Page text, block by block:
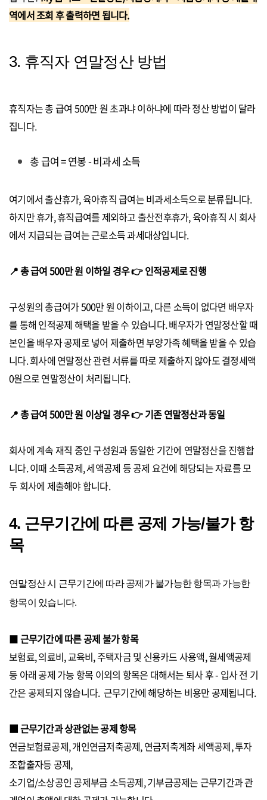
역에서 조회 후 출력하면 됩니다.
3. 휴직자 연말정산 방법
휴직자는 총 급여 500만 원 초과냐 이하냐에 따라 정산 방법이 달라
집니다.
총 급여 = 연봉 - 비과세 소득
여기에서 출산휴가, 육아휴직 급여는 비과세소득으로 분류됩니다.
하지만 휴가, 휴직급여를 제외하고 출산전후휴가, 육아휴직 시 회사
에서 지급되는 급여는 근로소득 과세대상입니다.
📍 총 급여 500만 원 이하일 경우 👉 인적공제로 진행
구성원의 총급여가 500만 원 이하이고, 다른 소득이 없다면 배우자
를 통해 인적공제 해택을 받을 수 있습니다. 배우자가 연말정산할 때
본인을 배우자 공제로 넣어 제출하면 부양가족 혜택을 받을 수 있습
니다. 회사에 연말정산 관련 서류를 따로 제출하지 않아도 결정세액
0원으로 연말정산이 처리됩니다.
📍 총 급여 500만 원 이상일 경우 👉 기존 연말정산과 동일
회사에 계속 재직 중인 구성원과 동일한 기간에 연말정산을 진행합
니다. 이때 소득공제, 세액공제 등 공제 요건에 해당되는 자료를 모
두 회사에 제출해야 합니다.
4. 근무기간에 따른 공제 가능/불가 항
목
연말정산 시 근무기간에 따라 공제가 불가능한 항목과 가능한
항목이 있습니다.
■근무기간에 따른 공제 불가 항목
보험료, 의료비, 교육비, 주택자금 및 신용카드 사용액, 월세액공제
등 아래 공제 가능 항목 이외의 항목은 대해서는 퇴사 후 - 입사 전 기
간은 공제되지 않습니다. 근무기간에 해당하는 비용만 공제됩니다.
■ 근무기간과 상관없는 공제 항목
연금보험료공제, 개인연금저축공제, 연금저축계좌 세액공제, 투자
조합출자등 공제,
소기업/소상공인 공제부금 소득공제, 기부금공제는 근무기간과 관